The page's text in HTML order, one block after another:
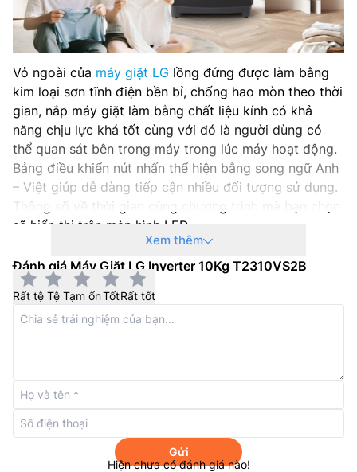
Năm sản xuất: 2024
Vỏ ngoài của máy giặt LG lồng đứng được làm bằng
kim loại sơn tĩnh điện bền bỉ, chống hao mòn theo thời
gian, nắp máy giặt làm bằng chất liệu kính có khả
năng chịu lực khá tốt cùng với đó là người dùng có
thể quan sát bên trong máy trong lúc máy hoạt động.
Bảng điều khiển nút nhấn thể hiện bằng song ngữ Anh
– Việt giúp dễ dàng tiếp cận nhiều đối tượng sử dụng.
Thông số về thời gian cùng chương trình mà bạn chọn
sẽ hiển thị trên màn hình LED.
Đa dạng chương trình giặt
Máy giặt LG cửa trênT2310VS2B có khối lượng giặt
10kg quần áo nên thích hợp với gia đình có từ 5 đến 7
thành viên. Nếu gia đình bạn đông hơn thì có thể lựa
để hỗ trợ cho việc giặt giũ như:Giặt sơ + Thông
thường,Đồ trải giường
sinh lồng giặt
thông thường.
Xem thêm
Đánh giá Máy Giặt LG Inverter 10Kg T2310VS2B
Rất tệ Tệ Tạm ổnTốtRất tốt
Gửi
Hiện chưa có đánh giá nào!